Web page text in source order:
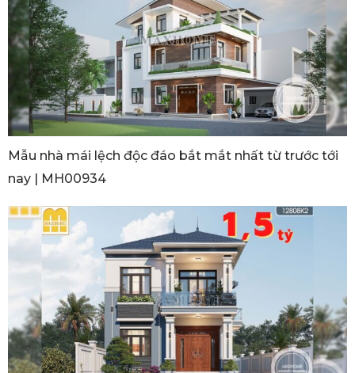
Mẫu nhà mái lệch độc đáo bắt mắt nhất từ trước tới
nay | MH00934